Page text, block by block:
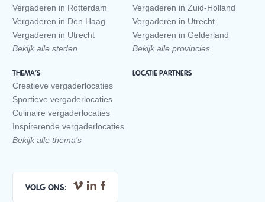
Vergaderen in Rotterdam
Vergaderen in Den Haag
Vergaderen in Utrecht
Bekijk alle steden
Vergaderen in Zuid-Holland
Vergaderen in Utrecht
Vergaderen in Gelderland
Bekijk alle provincies
THEMA’S
Creatieve vergaderlocaties
Sportieve vergaderlocaties
Culinaire vergaderlocaties
Inspirerende vergaderlocaties
Bekijk alle thema’s
LOCATIE PARTNERS
VOLG ONS: